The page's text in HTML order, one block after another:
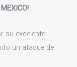
su excelente
un ataque de